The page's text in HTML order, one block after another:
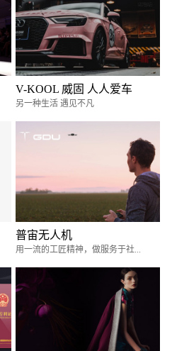
V-KOOL 威固 人人爱车
另一种生活 遇见不凡
普宙无人机
用一流的工匠精神，做服务于社...